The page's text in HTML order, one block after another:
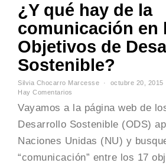
¿Y qué hay de la
comunicación en
Objetivos de
Sostenible?
Silvia Chocarro Marcesse octubre 20, 2015
Hay Comentarios
Vayamos a la página web de
Desarrollo Sostenible (ODS)
Naciones Unidas (NU) y
“comunicación” entre los 17